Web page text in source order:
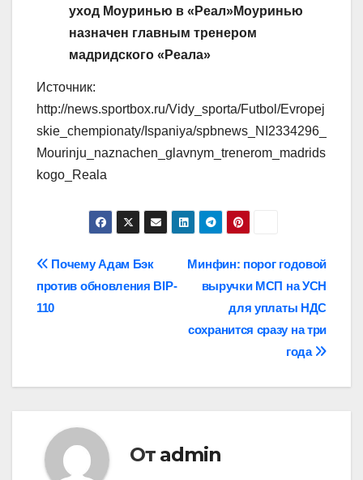
уход Моуринью в «Реал»Моуринью
назначен главным тренером
мадридского «Реала»
Источник:
http://news.sportbox.ru/Vidy_sporta/Futbol/Evropej
skie_chempionaty/Ispaniya/spbnews_NI2334296_
Mourinju_naznachen_glavnym_trenerom_madrids
kogo_Reala
Навигация
по
Минфин: порог годовой
выручки МСП на УСН
для уплаты НДС
сохранится сразу на три
года
Почему Адам Бэк
против обновления BIP-
110
От admin